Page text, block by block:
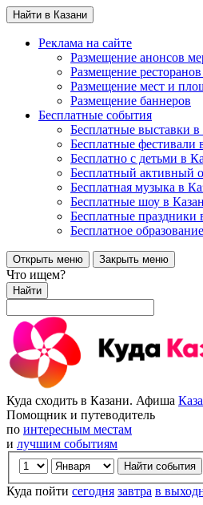
Найти в Казани
Реклама на сайте
Размещение анонсов
Размещение
Размещение мест и
Размещение баннеров
Бесплатные события
Бесплатные выставки в
Бесплатные фестивали
Бесплатно с детьми в
Бесплатный активный
Бесплатная музыка в
Бесплатные шоу в
Бесплатные праздники
Бесплатное
Открыть меню Закрыть меню
Что ищем?
Найти
Куда сходить в Казани. Афиша
Помощник и путеводитель
по интересным местам
и лучшим событиям
Куда пойти сегодня завтра в